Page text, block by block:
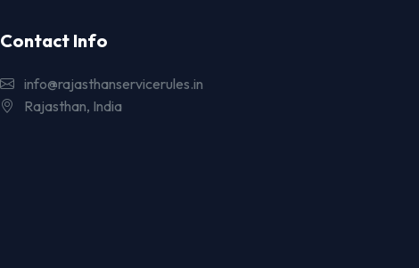
Contact Info
info@rajasthanservicerules.in
Rajasthan, India